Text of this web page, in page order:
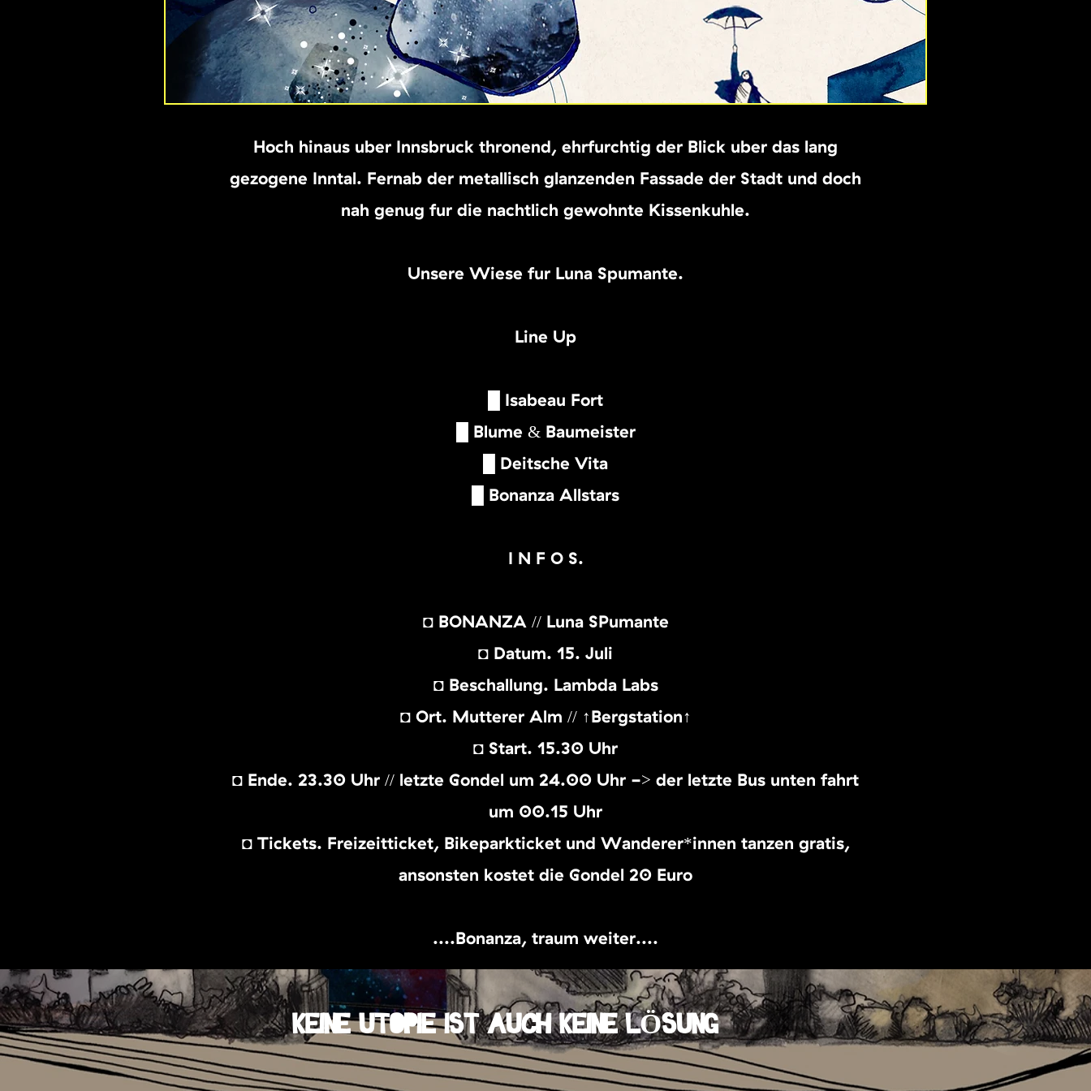
Hoch hinaus über Innsbruck thronend, ehrfürchtig der Blick über das lang
gezogene Inntal. Fernab der metallisch glänzenden Fassade der Stadt und doch
nah genug für die nächtlich gewohnte Kissenkühle.
Unsere Wiese für Luna Spumante.
Line Up
█ Isabeau Fort
█ Blume & Baumeister
█ Deitsche Vita
█ Bonanza Allstars
I N F O S:
◘ BONANZA // Luna SPumante
◘ Datum: 15. Juli
◘ Beschallung: Lambda Labs
◘ Ort: Mutterer Alm // ↑Bergstation↑
◘ Start: 15.30 Uhr
◘ Ende: 23.30 Uhr // letzte Gondel um 24.00 Uhr -> der letzte Bus unten fährt
um 00.15 Uhr
◘ Tickets: Freizeitticket, Bikeparkticket und Wanderer*innen tanzen gratis,
ansonsten kostet die Gondel 20 Euro
....Bonanza, träum weiter!...
KEINE UTOPIE IST AUCH KEINE LÖSUNG